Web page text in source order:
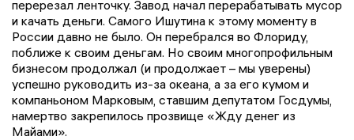
перерезал ленточку. Завод начал перерабатывать мусор
и качать деньги. Самого Ишутина к этому моменту в
России давно не было. Он перебрался во Флориду,
поближе к своим деньгам. Но своим многопрофильным
бизнесом продолжал (и продолжает – мы уверены)
успешно руководить из-за океана, а за его кумом и
компаньоном Марковым, ставшим депутатом Госдумы,
намертво закрепилось прозвище «Жду денег из
Майами».